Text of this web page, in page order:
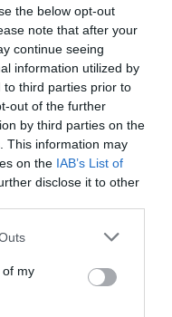
the below opt-out
note that after your
continue seeing
information utilized by
to third parties prior to
out of the further
by third parties on the
This information may
on the IAB’s List of
disclose it to other
one or more Google
You may click to
its third-party tags to
in below Google
of my
Parasites From